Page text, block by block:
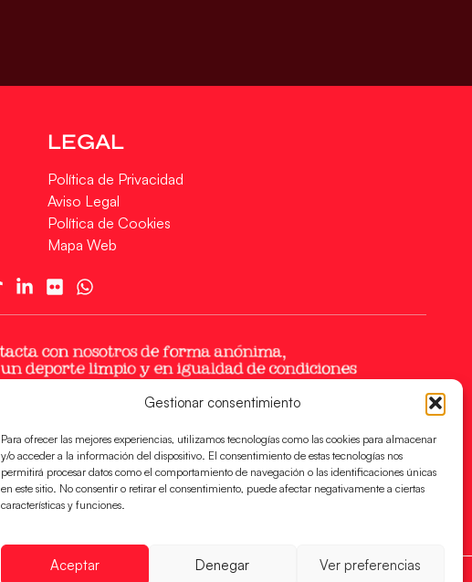
Gestionar consentimiento
Para ofrecer las mejores experiencias, utilizamos tecnologías como las cookies para almacenar
y/o acceder a la información del dispositivo. El consentimiento de estas tecnologías nos
permitirá procesar datos como el comportamiento de navegación o las identificaciones únicas
en este sitio. No consentir o retirar el consentimiento, puede afectar negativamente a ciertas
características y funciones.
Aceptar Denegar Ver preferencias
LEGAL
Política de Privacidad
Aviso Legal
Política de Cookies
Mapa Web